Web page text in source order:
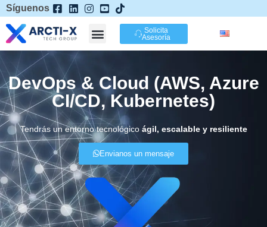
Síguenos
Solicita
Asesoría
DevOps & Cloud (AWS, Azure
CI/CD, Kubernetes)
Tendrás un entorno tecnológico ágil, escalable y resiliente
Envianos un mensaje